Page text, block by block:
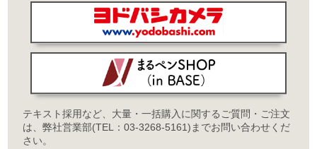
テキスト採用など、大量・一括購入に関するご質問・ご注文
は、弊社営業部(TEL：03-3268-5161)までお問い合わせくだ
さい。